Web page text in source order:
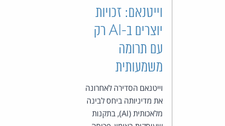
וייטנאם: זכויות
יוצרים ב-AI רק
עם תרומה
משמעותית
וייטנאם הסדירה לאחרונה
את מדיניותה ביחס לבינה
מלאכותית (AI), בתקנות